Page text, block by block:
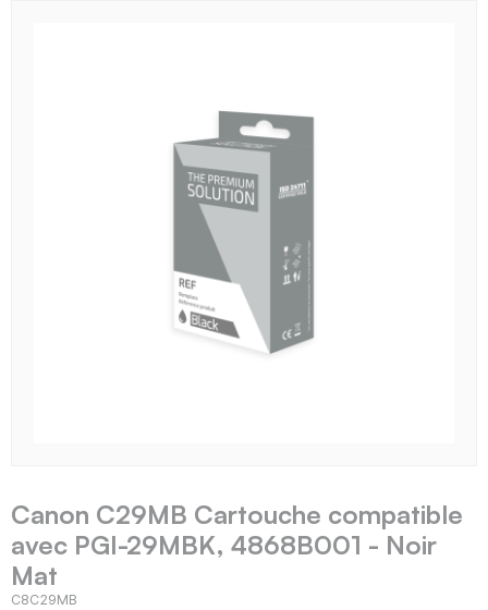
Canon C29MB Cartouche compatible
avec PGI-29MBK, 4868B001 - Noir
Mat
C8C29MB